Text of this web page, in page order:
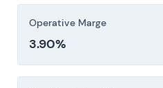
Operative Marge
3.90%